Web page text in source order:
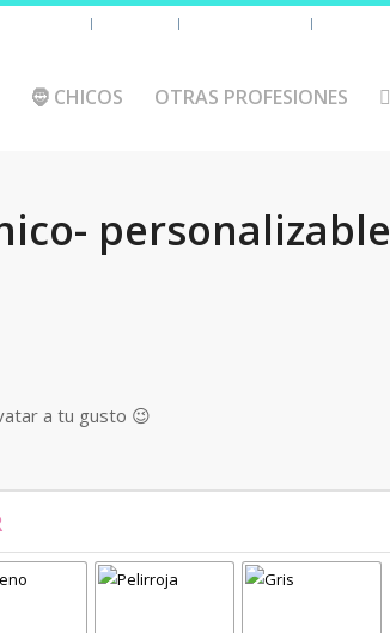
🧔 CHICOS OTRAS PROFESIONES
personalizable
a tu gusto 😉